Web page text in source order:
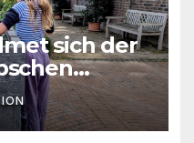
sich der